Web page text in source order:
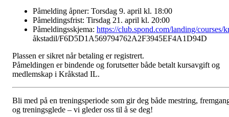
Påmelding åpner: Torsdag 9. april kl. 18:00
Påmeldingsfrist: Tirsdag 21. april kl. 20:00
Påmeldingsskjema: https://club.spond.com/landing/courses/
åkstadil/F6D5D1A569794762A2F3945EF4A1D94D
Plassen er sikret når betaling er registrert.
Påmeldingen er bindende og forutsetter både betalt kursavgift og
medlemskap i Kråkstad IL.
Bli med på en treningsperiode som gir deg både mestring,
og treningsglede – vi gleder oss til å se deg!